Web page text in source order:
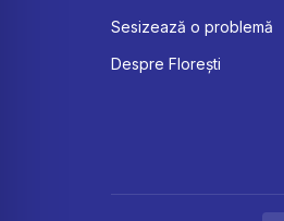
Sesizează o problemă
Despre Florești